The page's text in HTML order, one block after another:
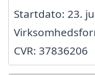
Startdato: 23.
CVR: 37836206